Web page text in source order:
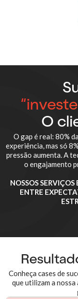
O
O gap é real: 80%
experiência, mas só
pressão aumenta. A
o engajamento
NOSSOS
ENTRE
Conheça cases de
que utilizam a